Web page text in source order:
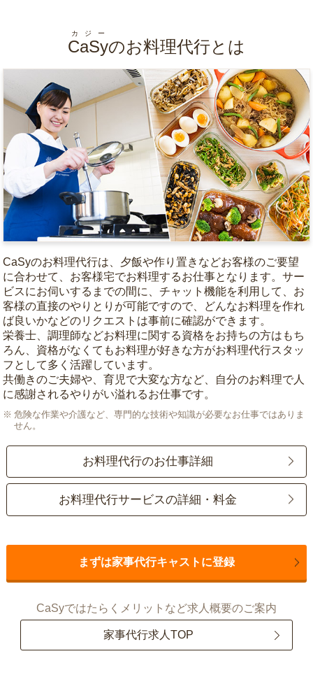
CaSy
カジー
のお料理代行とは
CaSyのお料理代行は、夕飯や作り置きなどお客様のご要望
に合わせて、お客様宅でお料理するお仕事となります。サー
ビスにお伺いするまでの間に、チャット機能を利用して、お
客様の直接のやりとりが可能ですので、どんなお料理を作れ
ば良いかなどのリクエストは事前に確認ができます。
栄養士、調理師などお料理に関する資格をお持ちの方はもち
ろん、資格がなくてもお料理が好きな方がお料理代行スタッ
フとして多く活躍しています。
共働きのご夫婦や、育児で大変な方など、自分のお料理で人
に感謝されるやりがい溢れるお仕事です。
危険な作業や介護など、専門的な技術や知識が必要なお仕事ではありま
せん。
お料理代行のお仕事詳細
お料理代行サービスの詳細・料金
まずは家事代行キャストに登録
CaSyではたらくメリットなど求人概要のご案内
家事代行求人TOP